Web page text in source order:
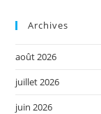
Archives
août 2026
juillet 2026
juin 2026